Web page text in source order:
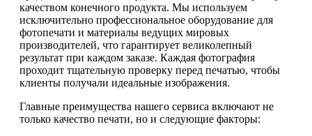
качеством конечного продукта. Мы используем
исключительно профессиональное оборудование для
фотопечати и материалы ведущих мировых
производителей, что гарантирует великолепный
результат при каждом заказе. Каждая фотография
проходит тщательную проверку перед печатью, чтобы
клиенты получали идеальные изображения.
Главные преимущества нашего сервиса включают не
только качество печати, но и следующие факторы: